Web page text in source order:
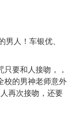
男人！车银优、
要和人接吻，，
校的男神老师意外
再次接吻，还要